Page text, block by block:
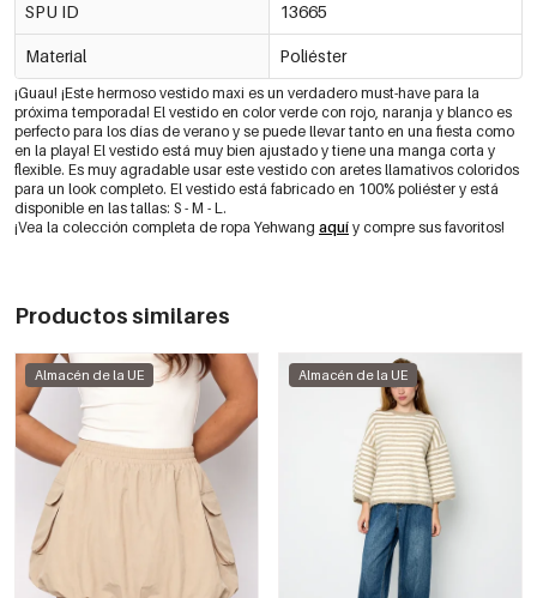
SPU ID 13665
Material Poliéster
¡Guau! ¡Este hermoso vestido maxi es un verdadero must-have para la
próxima temporada! El vestido en color verde con rojo, naranja y blanco es
perfecto para los días de verano y se puede llevar tanto en una fiesta como
en la playa! El vestido está muy bien ajustado y tiene una manga corta y
flexible. Es muy agradable usar este vestido con aretes llamativos coloridos
para un look completo. El vestido está fabricado en 100% poliéster y está
disponible en las tallas: S - M - L.
¡Vea la colección completa de ropa Yehwang aquí y compre sus favoritos!
Productos similares
Almacén de la UE Almacén de la UE